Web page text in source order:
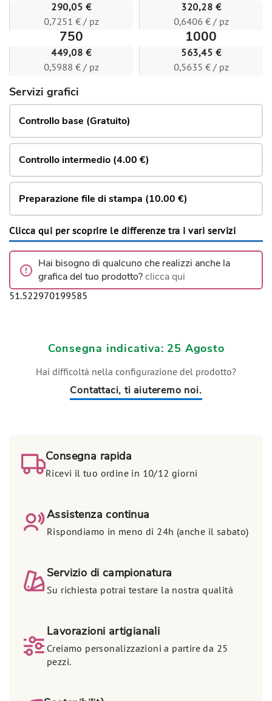
290,05 €
0,7251 € / pz
320,28 €
0,6406 € / pz
750
449,08 €
0,5988 € / pz
1000
563,45 €
0,5635 € / pz
Servizi grafici
Controllo base (Gratuito)
Controllo intermedio (4.00 €)
Preparazione file di stampa (10.00 €)
Clicca qui per scoprire le differenze tra i vari servizi
Hai bisogno di qualcuno che realizzi anche la
grafica del tuo prodotto?clicca qui
51.522970199585
Consegna indicativa: 25 Agosto
Hai difficoltà nella configurazione del prodotto?
Contattaci, ti aiuteremo noi.
Consegna rapida
Ricevi il tuo ordine in 10/12 giorni
Assistenza continua
Rispondiamo in meno di 24h (anche il sabato)
Servizio di campionatura
Su richiesta potrai testare la nostra qualità
Lavorazioni artigianali
Creiamo personalizzazioni a partire da 25
pezzi.